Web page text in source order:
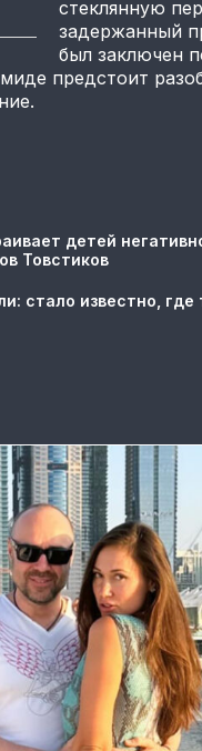
стеклянную
задержанный
был заключен
предстоит
детей
Товстиков
стало известно,